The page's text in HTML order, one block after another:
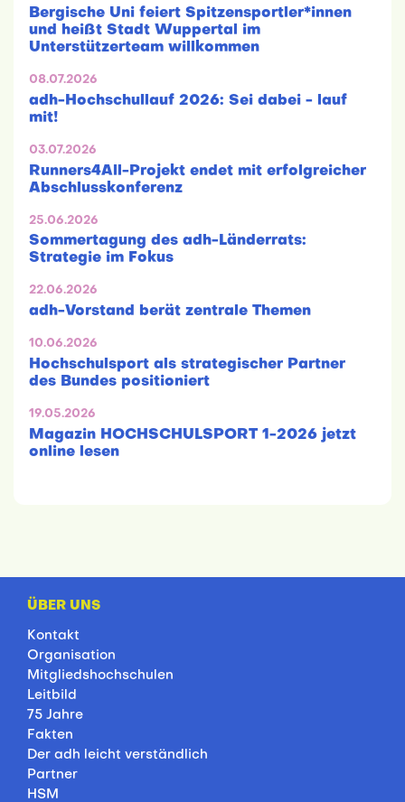
Bergische Uni feiert Spitzensportler*innen
und heißt Stadt Wuppertal im
Unterstützerteam willkommen
08.07.2026
adh-Hochschullauf 2026: Sei dabei - lauf
mit!
03.07.2026
Runners4All-Projekt endet mit erfolgreicher
Abschlusskonferenz
25.06.2026
Sommertagung des adh-Länderrats:
Strategie im Fokus
22.06.2026
adh-Vorstand berät zentrale Themen
10.06.2026
Hochschulsport als strategischer Partner
des Bundes positioniert
19.05.2026
Magazin HOCHSCHULSPORT 1-2026 jetzt
online lesen
ÜBER UNS
Kontakt
Organisation
Mitgliedshochschulen
Leitbild
75 Jahre
Fakten
Der adh leicht verständlich
Partner
HSM